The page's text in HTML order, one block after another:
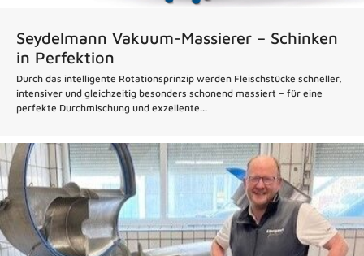
Seydelmann Vakuum-Massierer – Schinken
in Perfektion
Durch das intelligente Rotationsprinzip werden Fleischstücke schneller,
intensiver und gleichzeitig besonders schonend massiert – für eine
perfekte Durchmischung und exzellente...